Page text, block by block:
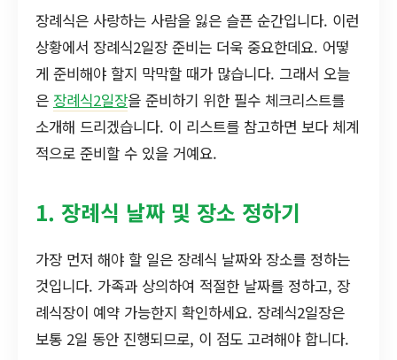
장례식은 사랑하는 사람을 잃은 슬픈 순간입니다. 이런
상황에서 장례식2일장 준비는 더욱 중요한데요. 어떻
게 준비해야 할지 막막할 때가 많습니다. 그래서 오늘
은 장례식2일장을 준비하기 위한 필수 체크리스트를
소개해 드리겠습니다. 이 리스트를 참고하면 보다 체계
적으로 준비할 수 있을 거예요.
1. 장례식 날짜 및 장소 정하기
가장 먼저 해야 할 일은 장례식 날짜와 장소를 정하는
것입니다. 가족과 상의하여 적절한 날짜를 정하고, 장
례식장이 예약 가능한지 확인하세요. 장례식2일장은
보통 2일 동안 진행되므로, 이 점도 고려해야 합니다.